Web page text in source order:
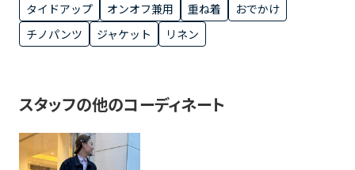
タイドアップ オンオフ兼用 重ね着
おでかけ
チノパンツ
ジャケット リネン
スタッフの他のコーディネート